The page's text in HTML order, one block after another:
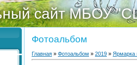
сайт МБОУ
Фотоальбом
Главная » Фотоальбом » 2019 » Ярмарка